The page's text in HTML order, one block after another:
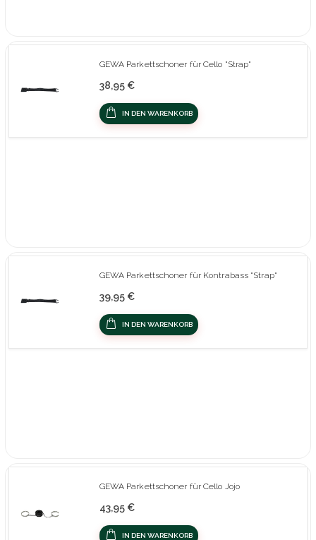
GEWA Parkettschoner für Cello "Strap"
38,95 €
IN DEN WARENKORB
GEWA Parkettschoner für Kontrabass "Strap"
39,95 €
IN DEN WARENKORB
GEWA Parkettschoner für Cello Jojo
43,95 €
IN DEN WARENKORB